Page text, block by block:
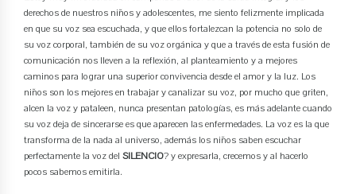
derechos de nuestros niños y adolescentes, me siento felizmente implicada
en que su voz sea escuchada, y que ellos fortalezcan la potencia no solo de
su voz corporal, también de su voz orgánica y que a través de esta fusión de
comunicación nos lleven a la reflexión, al planteamiento y a mejores
caminos para lograr una superior convivencia desde el amor y la luz. Los
niños son los mejores en trabajar y canalizar su voz, por mucho que griten,
alcen la voz y pataleen, nunca presentan patologías, es más adelante cuando
su voz deja de sincerarse es que aparecen las enfermedades. La voz es la que
transforma de la nada al universo, además los niños saben escuchar
perfectamente la voz del SILENCIO? y expresarla, crecemos y al hacerlo
pocos sabemos emitirla.